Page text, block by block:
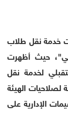
خدمة نقل طلاب
حيث أظهرت
لخدمة نقل
لصلاحيات الهيئة
الإدارية على